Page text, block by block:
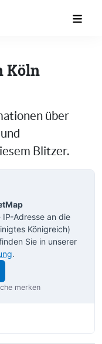
Köln
über
Blitzer.
Adresse an die
Königreich)
Sie in unserer
.
merken